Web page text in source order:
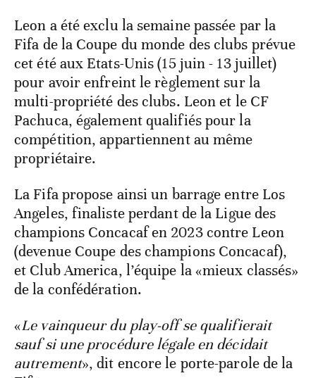
Leon a été exclu la semaine passée par la
Fifa de la Coupe du monde des clubs prévue
cet été aux Etats-Unis (15 juin - 13 juillet)
pour avoir enfreint le règlement sur la
multi-propriété des clubs. Leon et le CF
Pachuca, également qualifiés pour la
compétition, appartiennent au même
propriétaire.
La Fifa propose ainsi un barrage entre Los
Angeles, finaliste perdant de la Ligue des
champions Concacaf en 2023 contre Leon
(devenue Coupe des champions Concacaf),
et Club America, l’équipe la «mieux classés»
de la confédération.
«Le vainqueur du play-off se qualifierait
sauf si une procédure légale en décidait
autrement», dit encore le porte-parole de la